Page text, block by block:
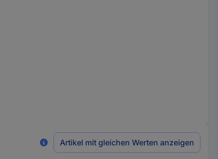
Artikel mit gleichen Werten anzeigen